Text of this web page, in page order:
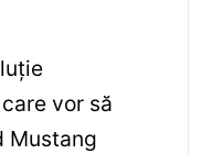
vor să
Mustang